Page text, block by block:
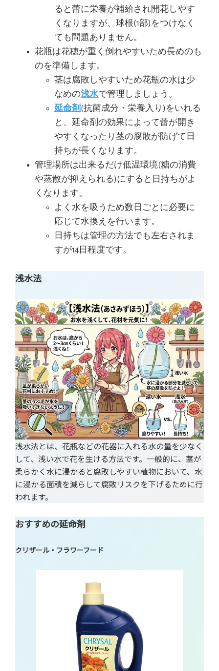
ると蕾に栄養が補給され開花しやす
くなりますが、球根(1部)をつけなく
ても問題ありません。
花瓶は花穂が重く倒れやすいため長めのも
のを準備します。
茎は腐敗しやすいため花瓶の水は少
なめの浅水で管理しましょう。
延命剤 (抗菌成分・栄養入り)をいれる
と、延命剤の効果によって蕾が開き
やすくなったり茎の腐敗が防げて日
持ちが長くなります。
管理場所は出来るだけ低温環境(糖の消費
や蒸散が抑えられる)にすると日持ちがよ
くなります。
よく水を吸うため数日ごとに必要に
応じて水換えを行います。
日持ちは管理の方法でも左右されま
すが14日程度です。
浅水法
浅水法とは、花瓶などの花器に入れる水の量を少なく
して、浅い水で花を生ける方法です。一般的に、茎が
柔らかく水に浸かると腐敗しやすい植物において、水
に浸かる面積を減らして腐敗リスクを下げるために行
われます。
おすすめの延命剤
クリザール・フラワーフード